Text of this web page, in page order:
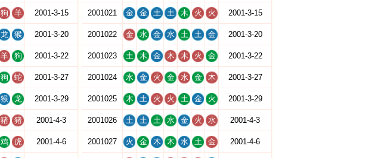
狗 羊 2001-3-15
龙 猴 2001-3-20
羊 狗 2001-3-22
狗 蛇 2001-3-27
猴 龙 2001-3-29
猪 猪 2001-4-3
鸡 虎 2001-4-6
2001021 金 金 土 土 木 火 火 2001-3-15
2001022 金 水 金 水 土 土 金 2001-3-20
2001023 土 木 金 木 木 火 金 2001-3-22
2001024 水 金 火 金 水 金 木 2001-3-27
2001025 木 土 火 火 土 金 火 2001-3-29
2001026 土 土 土 水 金 火 水 2001-4-3
2001027 火 金 木 木 水 土 金 2001-4-6